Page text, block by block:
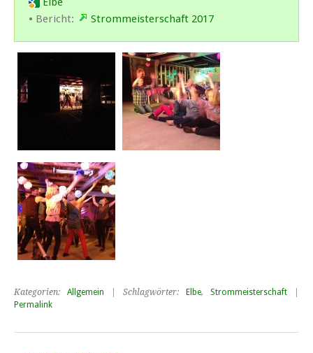
• Bericht:
Strommeisterschaft 2017
Kategorien: Allgemein | Schlagwörter: Elbe, Strommeisterschaft
Permalink